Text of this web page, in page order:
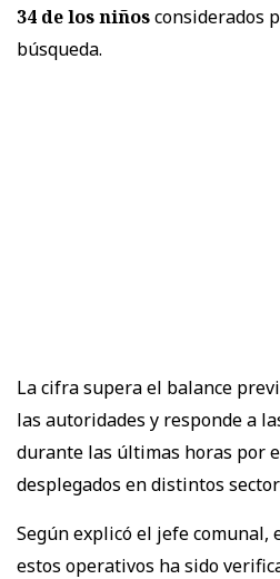
34 de los niñosconsiderados
búsqueda.
La cifra supera el balance
las autoridades y responde a
durante las últimas horas por
desplegados en distintos
Según explicó el jefe
estos operativos ha sido